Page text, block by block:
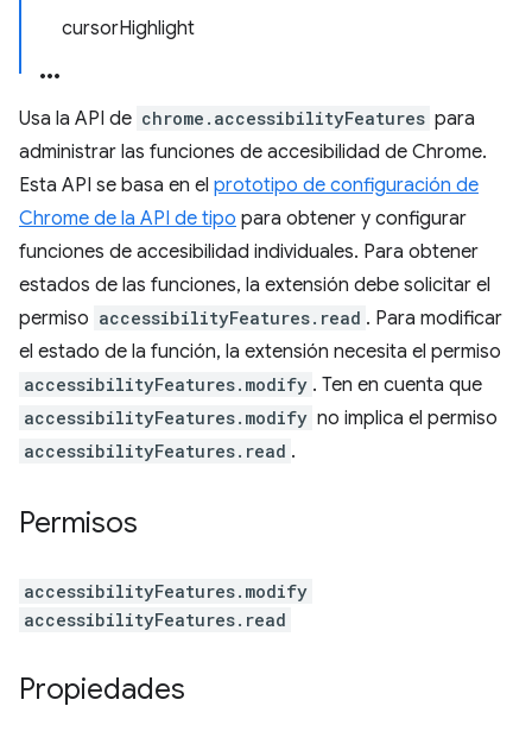
cursorHighlight
Usa la API de chrome.accessibilityFeatures para
administrar las funciones de accesibilidad de Chrome.
Esta API se basa en el prototipo de configuración de
Chrome de la API de tipo para obtener y configurar
funciones de accesibilidad individuales. Para obtener
estados de las funciones, la extensión debe solicitar el
permiso accessibilityFeatures.read . Para modificar
el estado de la función, la extensión necesita el permiso
accessibilityFeatures.modify . Ten en cuenta que
accessibilityFeatures.modify no implica el permiso
accessibilityFeatures.read .
Permisos
accessibilityFeatures.modify
accessibilityFeatures.read
Propiedades